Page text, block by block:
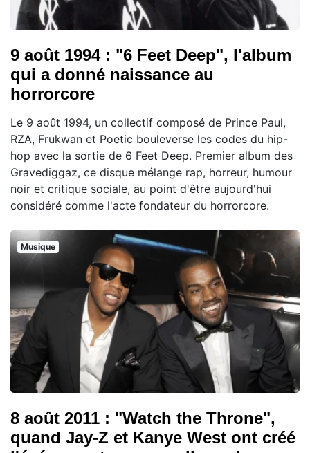
9 août 1994 : "6 Feet Deep", l'album
qui a donné naissance au
horrorcore
Le 9 août 1994, un collectif composé de Prince Paul,
RZA, Frukwan et Poetic bouleverse les codes du hip-
hop avec la sortie de 6 Feet Deep. Premier album des
Gravediggaz, ce disque mélange rap, horreur, humour
noir et critique sociale, au point d'être aujourd'hui
considéré comme l'acte fondateur du horrorcore.
Musique
8 août 2011 : "Watch the Throne",
quand Jay-Z et Kanye West ont créé